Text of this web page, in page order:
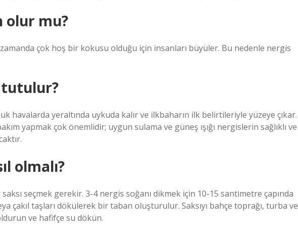
olur mu?
çok hoş bir kokusu olduğu için insanları büyüler. Bu nedenle nergis
tutulur?
havalarda yeraltında uykuda kalır ve ilkbaharın ilk belirtileriyle yüzeye çıkar.
yapmak çok önemlidir; uygun sulama ve güneş ışığı nergislerin sağlıklı ve
olmalı?
seçmek gerekir. 3-4 nergis soğanı dikmek için 10-15 santimetre çapında
çakıl taşları dökülerek bir taban oluşturulur. Saksıyı bahçe toprağı, turba ve
ve hafifçe su dökün.